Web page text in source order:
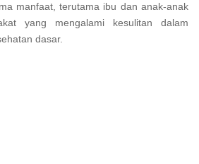
manfaat, terutama ibu dan anak-anak
yang mengalami kesulitan dalam
dasar.